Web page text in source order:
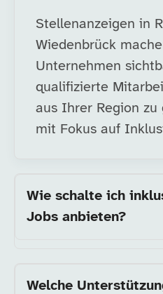
Stellenanzeigen in
Wiedenbrück
Unternehmen
qualifizierte
aus Ihrer Region zu
mit Fokus auf
Wie schalte ich
Jobs anbieten?
Welche